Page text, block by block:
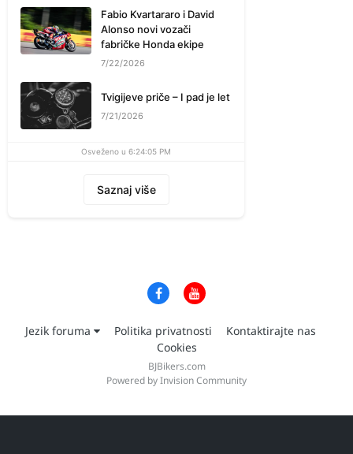
Fabio Kvartararo i David
Alonso novi vozači
fabričke Honda ekipe
7/22/2026
Tvigijeve priče – I pad je let
7/21/2026
Osveženo u 6:24:05 PM
Saznaj više
Jezik foruma Politika privatnosti
Kontaktirajte nas
Cookies
BJBikers.com
Powered by Invision Community